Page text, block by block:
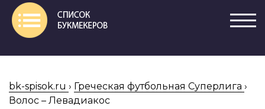
bk-spisok.ru › Греческая футбольная Суперлига ›
Волос – Левадиакос